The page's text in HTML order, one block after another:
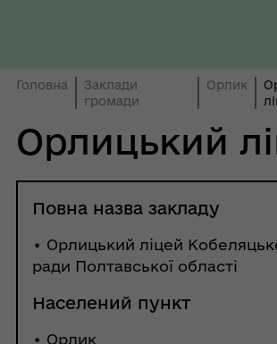
Головна
Заклади
громади
Орлик
Орлицький
Повна назва закладу
• Орлицький ліцей
ради Полтавської області
Населений пункт
• Орлик